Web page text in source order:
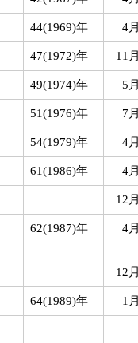
44(1969)年 4月
47(1972)年 11月
49(1974)年 5月
51(1976)年 7月
54(1979)年 4月
61(1986)年 4月
12月
62(1987)年 4月
12月
64(1989)年 1月